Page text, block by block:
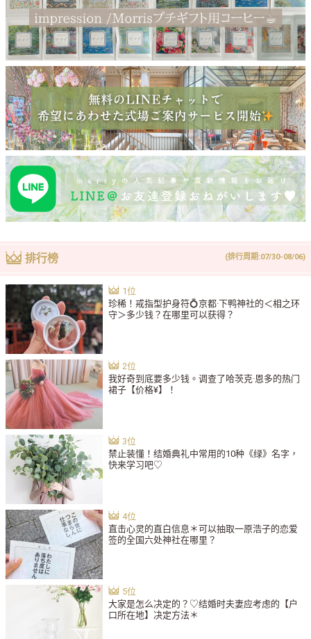
排行榜 (排行周期:07/30-08/06)
珍稀！戒指型护身符💍京都·下鸭神社的＜相之环
守＞多少钱？在哪里可以获得？
我好奇到底要多少钱。调查了哈茨克·恩多的热门
裙子【价格¥】！
禁止装懂！结婚典礼中常用的10种《绿》名字，
快来学习吧♡
直击心灵的直白信息＊可以抽取一原浩子的恋爱
签的全国六处神社在哪里？
大家是怎么决定的？♡结婚时夫妻应考虑的【户
口所在地】决定方法＊